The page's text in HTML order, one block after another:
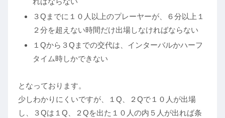
３Qまでに１０人以上のプレーヤーが、６分以上１
２分を超えない時間だけ出場しなければならない
１Qから３Qまでの交代は、インターバルかハーフ
タイム時しかできない
となっております。
少しわかりにくいですが、１Q、２Qで１０人が出場
し、３Qは１Q、２Qを出た１０人の内５人が出れば条